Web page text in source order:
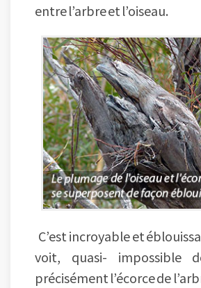
entre l’arbre et l’oiseau.
C’est incroyable et
voit, quasi- impossible
précisément l’écorce de